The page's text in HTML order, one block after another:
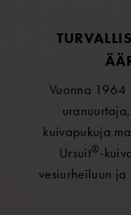
Vuonna 1964
kuivapukuja
Ursuit®-
vesiurheiluun